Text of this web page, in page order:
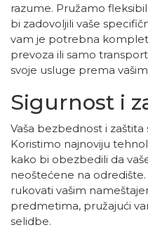
razume. Pružamo
bi zadovoljili vaše
vam je potrebna
prevoza ili samo
svoje usluge prema
Sigurnost i
Vaša bezbednost i zaštita
Koristimo najnoviju
kako bi obezbedili da
neoštećene na
rukovati vašim
predmetima, pružajući
selidbe.